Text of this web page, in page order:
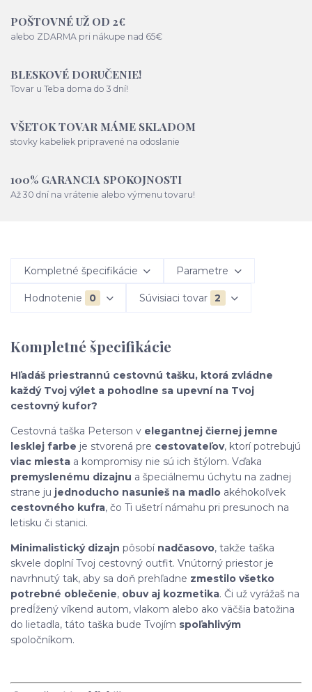
POŠTOVNÉ UŽ OD 2€
alebo ZDARMA pri nákupe nad 65€
BLESKOVÉ DORUČENIE!
Tovar u Teba doma do 3 dní!
VŠETOK TOVAR MÁME SKLADOM
stovky kabeliek pripravené na odoslanie
100% GARANCIA SPOKOJNOSTI
Až 30 dní na vrátenie alebo výmenu tovaru!
Kompletné špecifikácie Parametre
Hodnotenie 0 Súvisiaci tovar 2
Kompletné špecifikácie
Hľadáš priestrannú cestovnú tašku, ktorá zvládne
každý Tvoj výlet a pohodlne sa upevní na Tvoj
cestovný kufor?
Cestovná taška Peterson v elegantnej čiernej jemne
lesklej farbe je stvorená pre cestovateľov, ktorí potrebujú
viac miesta a kompromisy nie sú ich štýlom. Vďaka
premyslenému dizajnu a špeciálnemu úchytu na zadnej
strane ju jednoducho nasunieš na madlo akéhokoľvek
cestovného kufra, čo Ti ušetrí námahu pri presunoch na
letisku či stanici.
Minimalistický dizajn pôsobí nadčasovo, takže taška
skvele doplní Tvoj cestovný outfit. Vnútorný priestor je
navrhnutý tak, aby sa doň prehľadne zmestilo všetko
potrebné oblečenie, obuv aj kozmetika. Či už vyrážaš na
predĺžený víkend autom, vlakom alebo ako väčšia batožina
do lietadla, táto taška bude Tvojím spoľahlivým
spoločníkom.